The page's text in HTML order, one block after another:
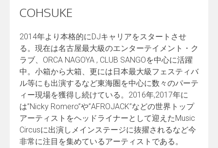
COHSUKE
2014年より本格的にDJキャリアをスタートさせ
る。 現在は名古屋最大級のエンターテイメント・ク
ラブ、ORCA NAGOYA , CLUB SANGOを中心に活躍
中。小箱から大箱、 更には日本最大級フェスティバ
ル等にも出演するなど東海圏を中心に数々のパーテ
ィー現場を獲得し続けている。2016年,2017年に
は”Nicky Romero”や”AFROJACK”などの世界トップ
アーティストをヘッドライナーとして迎えたMusic
Circusに出演しメインステージに抜擢されるなど今
非常に注目を集めているアーティストである。